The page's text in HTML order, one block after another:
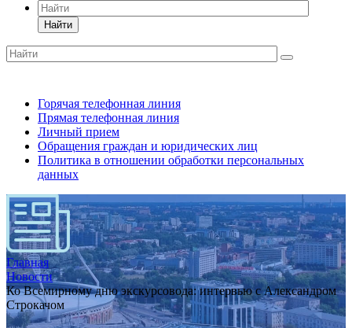
Найти
Горячая телефонная линия
Прямая телефонная линия
Личный прием
Обращения граждан и юридических лиц
Политика в отношении обработки персональных
данных
Главная
Новости
Ко Всемирному дню экскурсовода: интервью с Александром
Строкачом